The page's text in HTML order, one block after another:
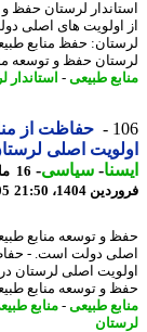
لرستان حفظ و
های اصلی دولت
حفظ منابع طبیعی
حفظ و توسعه منابع
طبیعی-استاندار
حفاظت از منابع
اصلی لرستان
-سیاسی-
1404، 21:50
و توسعه منابع طبیعی
دولت است. - حفاظت
اصلی لرستان در
و توسعه منابع طبیعی ...
طبیعی-منابع طبیعی